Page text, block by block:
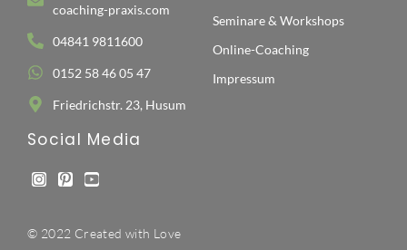
coaching-praxis.com
04841 9811600
0152 58 46 05 47
Friedrichstr. 23, Husum
Seminare & Workshops
Online-Coaching
Impressum
Social Media
© 2022 Created with Love